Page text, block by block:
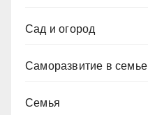
Сад и огород
Саморазвитие в семье
Семья